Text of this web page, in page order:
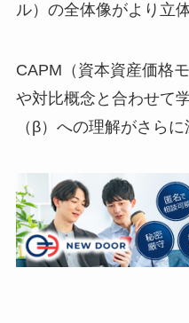
ル）の全体像がより立
CAPM（資本資産価格
や対比概念と合わせて
（β）への理解がさらに